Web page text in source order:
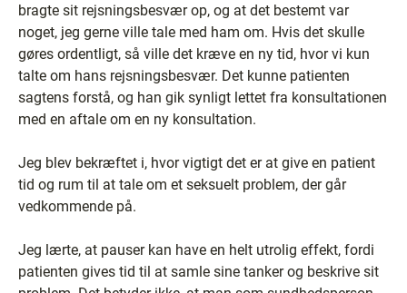
bragte sit rejsningsbesvær op, og at det bestemt var
noget, jeg gerne ville tale med ham om. Hvis det skulle
gøres ordentligt, så ville det kræve en ny tid, hvor vi kun
talte om hans rejsningsbesvær. Det kunne patienten
sagtens forstå, og han gik synligt lettet fra konsultationen
med en aftale om en ny konsultation.
Jeg blev bekræftet i, hvor vigtigt det er at give en patient
tid og rum til at tale om et seksuelt problem, der går
vedkommende på.
Jeg lærte, at pauser kan have en helt utrolig effekt, fordi
patienten gives tid til at samle sine tanker og beskrive sit